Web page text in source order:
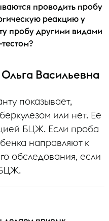
проводить пробу
реакцию у
пробу другими видами
Васильевна
показывает,
или нет. Ее
БЦЖ. Если проба
направляют к
обследования, если